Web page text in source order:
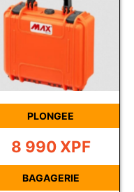
PLONGEE
8 990 XPF
BAGAGERIE